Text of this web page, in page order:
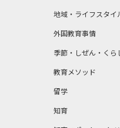
地域・ライフスタイ
外国教育事情
季節・しぜん・くら
教育メソッド
留学
知育